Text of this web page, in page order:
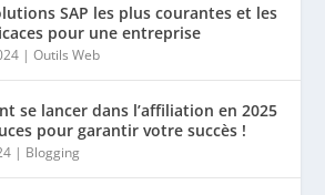
SAP les plus courantes et les
pour une entreprise
|Outils Web
se lancer dans l’affiliation en 2025
pour garantir votre succès !
| Blogging